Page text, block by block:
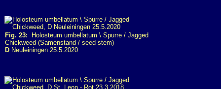
Fig. 23: Holosteum umbellatum \ Spurre / Jagged
Chickweed (Samenstand / seed stem)
D Neuleiningen 25.5.2020